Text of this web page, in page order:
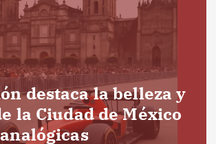
destaca la belleza y
la Ciudad de México